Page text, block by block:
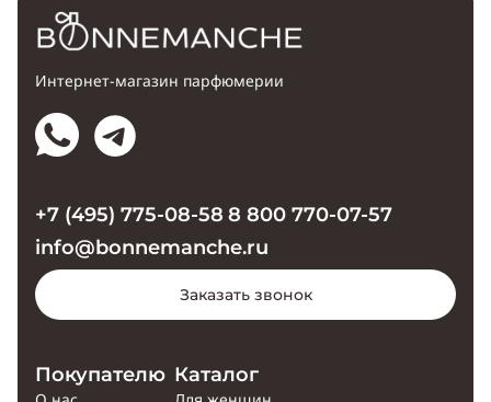
Интернет-магазин парфюмерии
Покупателю Каталог
+7 (495) 775-08-58 8 800 770-07-57
info@bonnemanche.ru
Заказать звонок